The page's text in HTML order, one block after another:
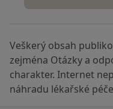
Veškerý obsah
zejména Otázky a
charakter. Internet
náhradu lékařské